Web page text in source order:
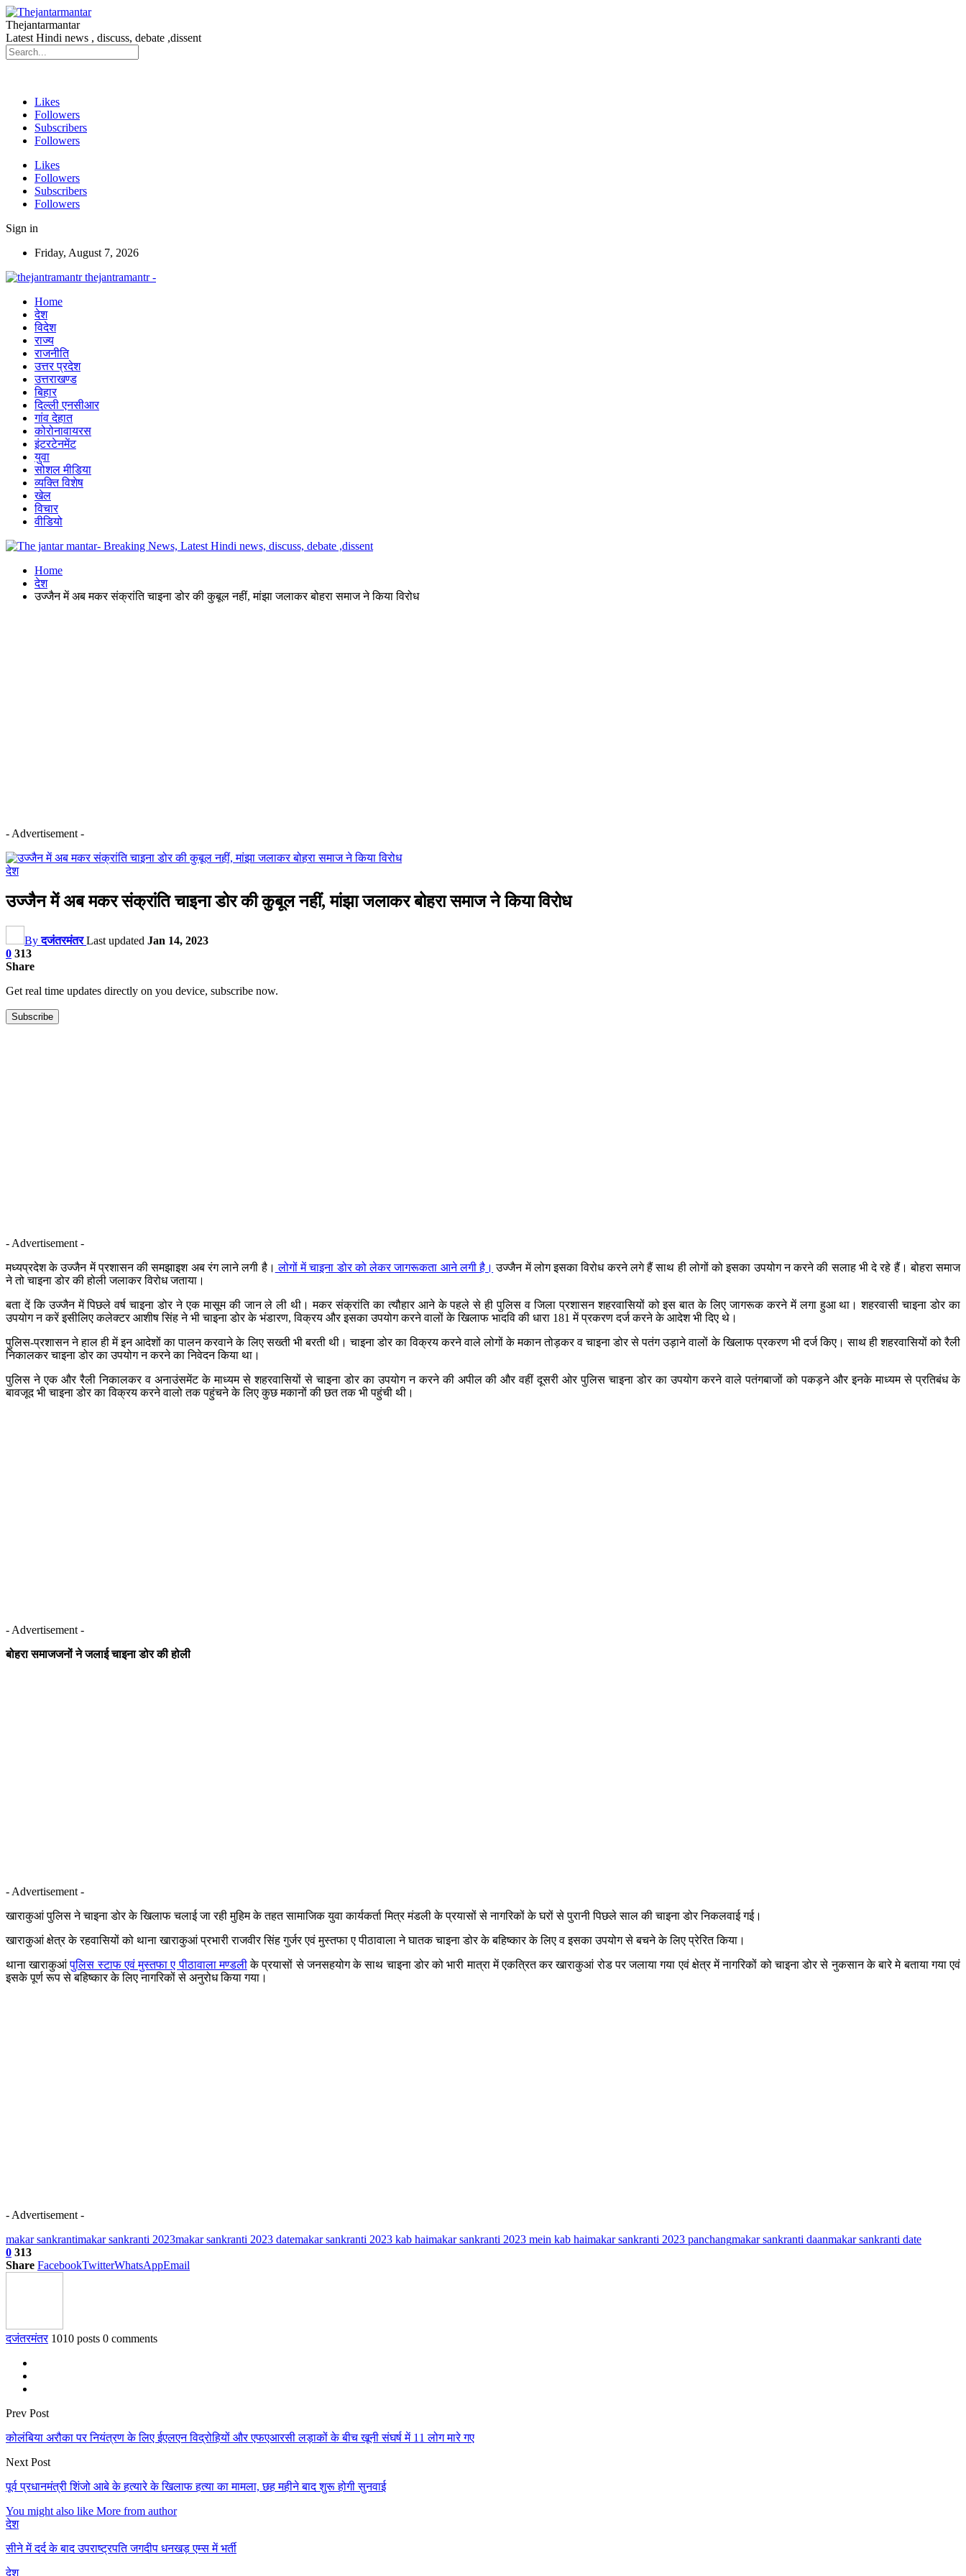
Thejantarmantar
Latest Hindi news , discuss, debate ,dissent
Likes
Followers
Subscribers
Followers
Likes
Followers
Subscribers
Followers
Sign in
Friday, August 7, 2026
thejantramantr -
Home
देश
विदेश
राज्य
राजनीति
उत्तर प्रदेश
उत्तराखण्ड
बिहार
दिल्ली एनसीआर
गांव देहात
कोरोनावायरस
इंटरटेनमेंट
युवा
सोशल मीडिया
व्यक्ति विशेष
खेल
विचार
वीडियो
Home
देश
उज्जैन में अब मकर संक्रांति चाइना डोर की कुबूल नहीं, मांझा जलाकर बोहरा समाज ने किया विरोध
- Advertisement -
देश
उज्जैन में अब मकर संक्रांति चाइना डोर की कुबूल नहीं, मांझा जलाकर बोहरा समाज ने किया विरोध
Byदजंतरमंतर Last updated Jan 14, 2023
0 313
Share
Get real time updates directly on you device, subscribe now.
Subscribe
- Advertisement -
मध्यप्रदेश के उज्जैन में प्रशासन की समझाइश अब रंग लाने लगी है। लोगों में चाइना डोर को लेकर जागरूकता आने लगी है। उज्जैन में लोग इसका विरोध करने लगे हैं साथ ही लोगों को इसका उपयोग न करने की सलाह भी दे रहे हैं। बोहरा समाज
ने तो चाइना डोर की होली जलाकर विरोध जताया।
बता दें कि उज्जैन में पिछले वर्ष चाइना डोर ने एक मासूम की जान ले ली थी। मकर संक्रांति का त्यौहार आने के पहले से ही पुलिस व जिला प्रशासन शहरवासियों को इस बात के लिए जागरूक करने में लगा हुआ था। शहरवासी चाइना डोर का
उपयोग न करें इसीलिए कलेक्टर आशीष सिंह ने भी चाइना डोर के भंडारण, विक्रय और इसका उपयोग करने वालों के खिलाफ भादवि की धारा 181 में प्रकरण दर्ज करने के आदेश भी दिए थे।
पुलिस-प्रशासन ने हाल ही में इन आदेशों का पालन करवाने के लिए सख्ती भी बरती थी। चाइना डोर का विक्रय करने वाले लोगों के मकान तोड़कर व चाइना डोर से पतंग उड़ाने वालों के खिलाफ प्रकरण भी दर्ज किए। साथ ही शहरवासियों को रैली
निकालकर चाइना डोर का उपयोग न करने का निवेदन किया था।
पुलिस ने एक और रैली निकालकर व अनाउंसमेंट के माध्यम से शहरवासियों से चाइना डोर का उपयोग न करने की अपील की और वहीं दूसरी ओर पुलिस चाइना डोर का उपयोग करने वाले पतंगबाजों को पकड़ने और इनके माध्यम से प्रतिबंध के
बावजूद भी चाइना डोर का विक्रय करने वालो तक पहुंचने के लिए कुछ मकानों की छत तक भी पहुंची थी।
- Advertisement -
बोहरा समाजजनों ने जलाई चाइना डोर की होली
- Advertisement -
खाराकुआं पुलिस ने चाइना डोर के खिलाफ चलाई जा रही मुहिम के तहत सामाजिक युवा कार्यकर्ता मित्र मंडली के प्रयासों से नागरिकों के घरों से पुरानी पिछले साल की चाइना डोर निकलवाई गई।
खाराकुआं क्षेत्र के रहवासियों को थाना खाराकुआं प्रभारी राजवीर सिंह गुर्जर एवं मुस्तफा ए पीठावाला ने घातक चाइना डोर के बहिष्कार के लिए व इसका उपयोग से बचने के लिए प्रेरित किया।
थाना खाराकुआंपुलिस स्टाफ एवं मुस्तफा ए पीठावाला मण्डलीके प्रयासों से जनसहयोग के साथ चाइना डोर को भारी मात्रा में एकत्रित कर खाराकुआं रोड पर जलाया गया एवं क्षेत्र में नागरिकों को चाइना डोर से नुकसान के बारे मे बताया गया एवं
इसके पूर्ण रूप से बहिष्कार के लिए नागरिकों से अनुरोध किया गया।
- Advertisement -
makar sankrantimakar sankranti 2023makar sankranti 2023 datemakar sankranti 2023 kab haimakar sankranti 2023 mein kab haimakar sankranti 2023 panchangmakar sankranti daanmakar sankranti date
0 313
Share FacebookTwitterWhatsAppEmail
दजंतरमंतर 1010 posts 0 comments
Prev Post
कोलंबिया अरौका पर नियंत्रण के लिए ईएलएन विद्रोहियों और एफएआरसी लड़ाकों के बीच खूनी संघर्ष में 11 लोग मारे गए
Next Post
पूर्व प्रधानमंत्री शिंजो आबे के हत्यारे के खिलाफ हत्या का मामला, छह महीने बाद शुरू होगी सुनवाई
You might also like More from author
देश
सीने में दर्द के बाद उपराष्ट्रपति जगदीप धनखड़ एम्स में भर्ती
देश